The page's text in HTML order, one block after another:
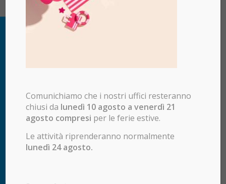
Comunichiamo che i nostri uffici resteranno
chiusi da lunedì 10 agosto a venerdì 21
agosto compresi per le ferie estive.
Le attività riprenderanno normalmente
lunedì 24 agosto.